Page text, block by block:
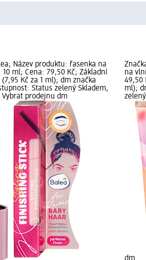
Název produktu: řasenka na
10 ml; Cena: 79,50 Kč; Základní
Kč za 1 ml); dm značka
Status zelený Skladem,
Vybrat prodejnu dm
na
49,50
ml);
dm